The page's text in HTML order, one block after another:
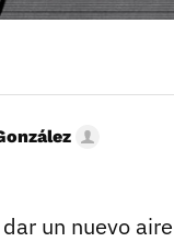
un nuevo